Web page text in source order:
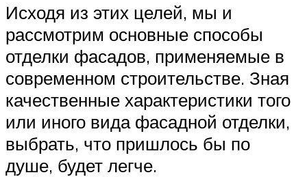
Исходя из этих целей, мы и
рассмотрим основные способы
отделки фасадов, применяемые в
современном строительстве. Зная
качественные характеристики того
или иного вида фасадной отделки,
выбрать, что пришлось бы по
душе, будет легче.